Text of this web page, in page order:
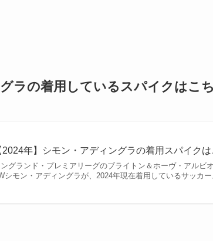
グラの着用しているスパイクはこ
2024年】シモン・アディングラの着用スパイク
グランド・プレミアリーグのブライトン＆ホーヴ・アルビ
シモン・アディングラが、2024年現在着用しているサッカ